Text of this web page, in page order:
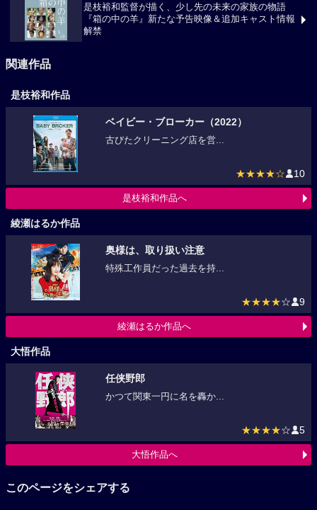
是枝裕和監督が描く、少し先の未来の家族の物語
『箱の中の羊』新たな予告映像＆追加キャスト情報
解禁
関連作品
是枝裕和作品
ベイビー・ブローカー（2022）
古びたクリーニング店を営...
★★★★☆ 10
是枝裕和作品へ
綾瀬はるか作品
奥様は、取り扱い注意
特殊工作員だった過去を持...
★★★★☆ 9
綾瀬はるか作品へ
大悟作品
任侠野郎
かつて関東一円に名を轟か...
★★★★☆ 5
大悟作品へ
このページをシェアする